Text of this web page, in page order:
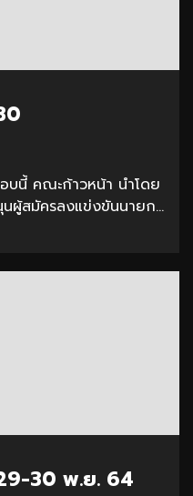
บนี้ คณะก้าวหน้า นำโดย
นผู้สมัครลงแข่งขันนายก...
30 พ.ย. 64